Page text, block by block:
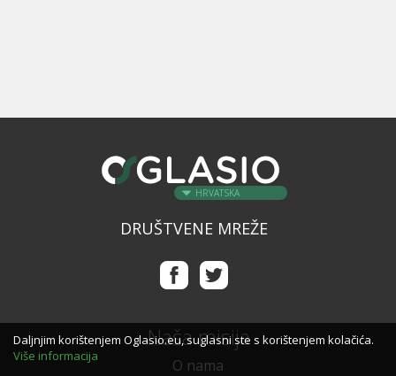
HRVATSKA
DRUŠTVENE MREŽE
Naša misija
O nama
Daljnjim korištenjem Oglasio.eu, suglasni ste s korištenjem kolačića.
Više informacija